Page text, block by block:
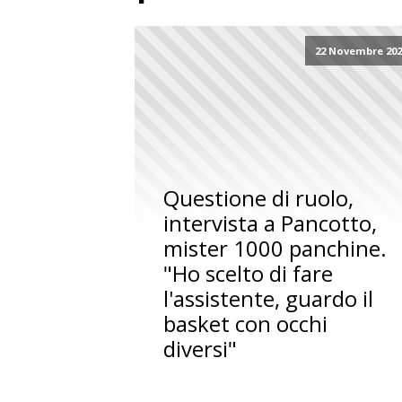
22 Novembre
Questione di ruolo,
intervista a Pancotto,
mister 1000 panchine.
"Ho scelto di fare
l'assistente, guardo il
basket con occhi
diversi"